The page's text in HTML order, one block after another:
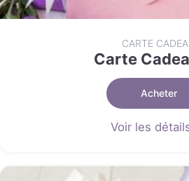
CARTE
Carte
Acheter
Voir les